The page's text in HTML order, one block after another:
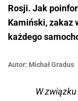
Rosji. Jak
Kamiński, zakaz
każdego
Autor: Michał Gradus
W